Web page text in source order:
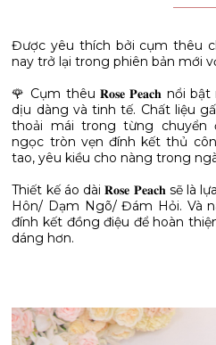
Được yêu thích bởi cụm thêu
nay trở lại trong phiên bản mới
🌹 Cụm thêu 𝐑𝐨𝐬𝐞 𝐏𝐞𝐚𝐜𝐡 nổi
dịu dàng và tinh tế. Chất liệu
thoải mái trong từng chuyển
ngọc tròn vẹn đính kết thủ
tao, yêu kiều cho nàng trong
Thiết kế áo dài 𝐑𝐨𝐬𝐞 𝐏𝐞𝐚𝐜𝐡 sẽ là
Hôn/ Dạm Ngõ/ Đám Hỏi. Và
đính kết đồng điệu để hoàn